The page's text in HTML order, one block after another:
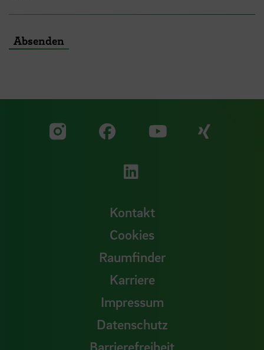
Absenden
Zu unserer Facebook
Zu
Zu unserer
Kontakt
Cookies
Raumfinder
Karriere
Impressum
Datenschutz
Barrierefreiheit